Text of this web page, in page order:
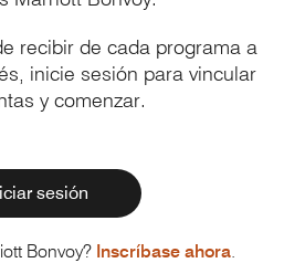
recibir de cada programa a
inicie sesión para vincular
y comenzar.
sesión
Bonvoy? Inscríbase ahora.